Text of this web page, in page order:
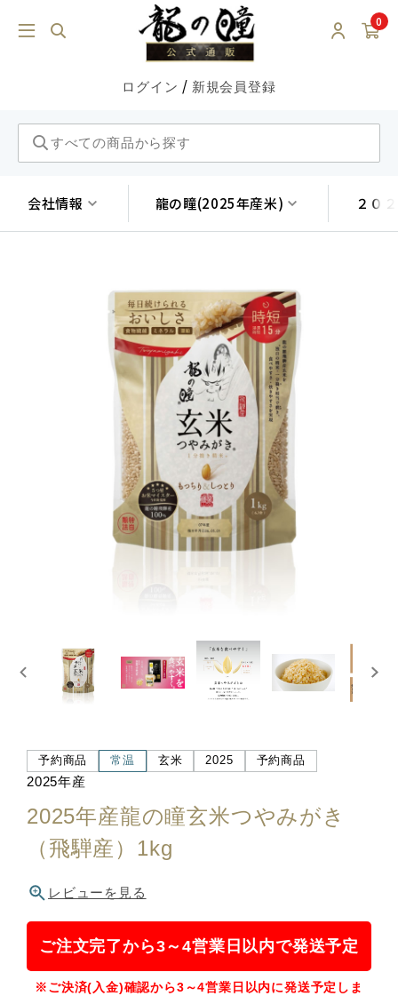
0
ログイン / 新規会員登録
会社情報 龍の瞳(2025年産米) ２０
予約商品 常温 玄米 2025 予約商品
2025年産
2025年産龍の瞳玄米つやみがき
（飛騨産）1kg
レビューを見る
ご注文完了から3～4営業日以内で発送予定
※ご決済(入金)確認から3～4営業日以内に発送予定しま